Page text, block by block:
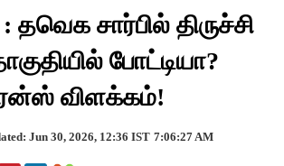
தவெக சார்பில் திருச்சி
போட்டியா?
விளக்கம்!
Jun 30, 2026, 12:36 IST 7:06:27 AM